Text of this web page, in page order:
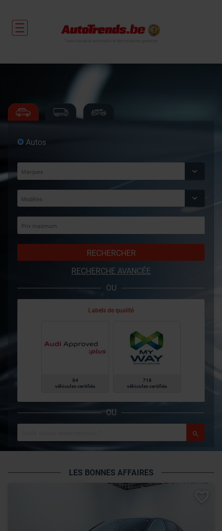
Autos
RECHERCHER
RECHERCHE AVANCÉE
OU
Labels de qualité
84
véhicules certifiés
718
véhicules certifiés
OU
LES BONNES AFFAIRES